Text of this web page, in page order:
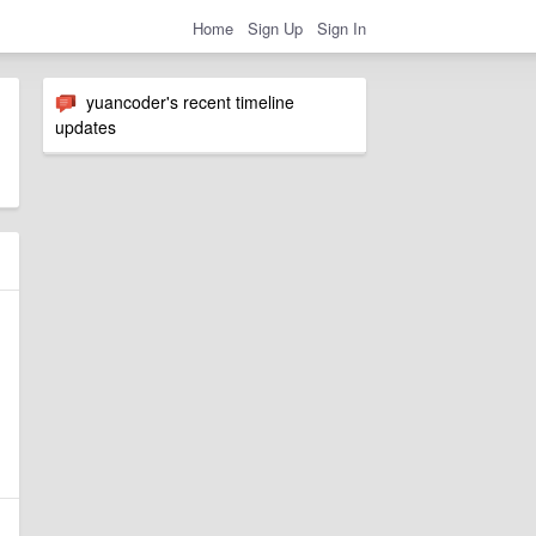
Home Sign Up Sign In
yuancoder's recent timeline
updates